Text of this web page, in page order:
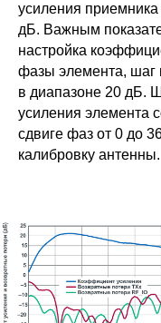
усиления приемника
дБ. Важным
настройка
фазы элемента, шаг
в диапазоне 20 дБ.
усиления элемента
сдвиге фаз от 0 до
калибровку антенны.